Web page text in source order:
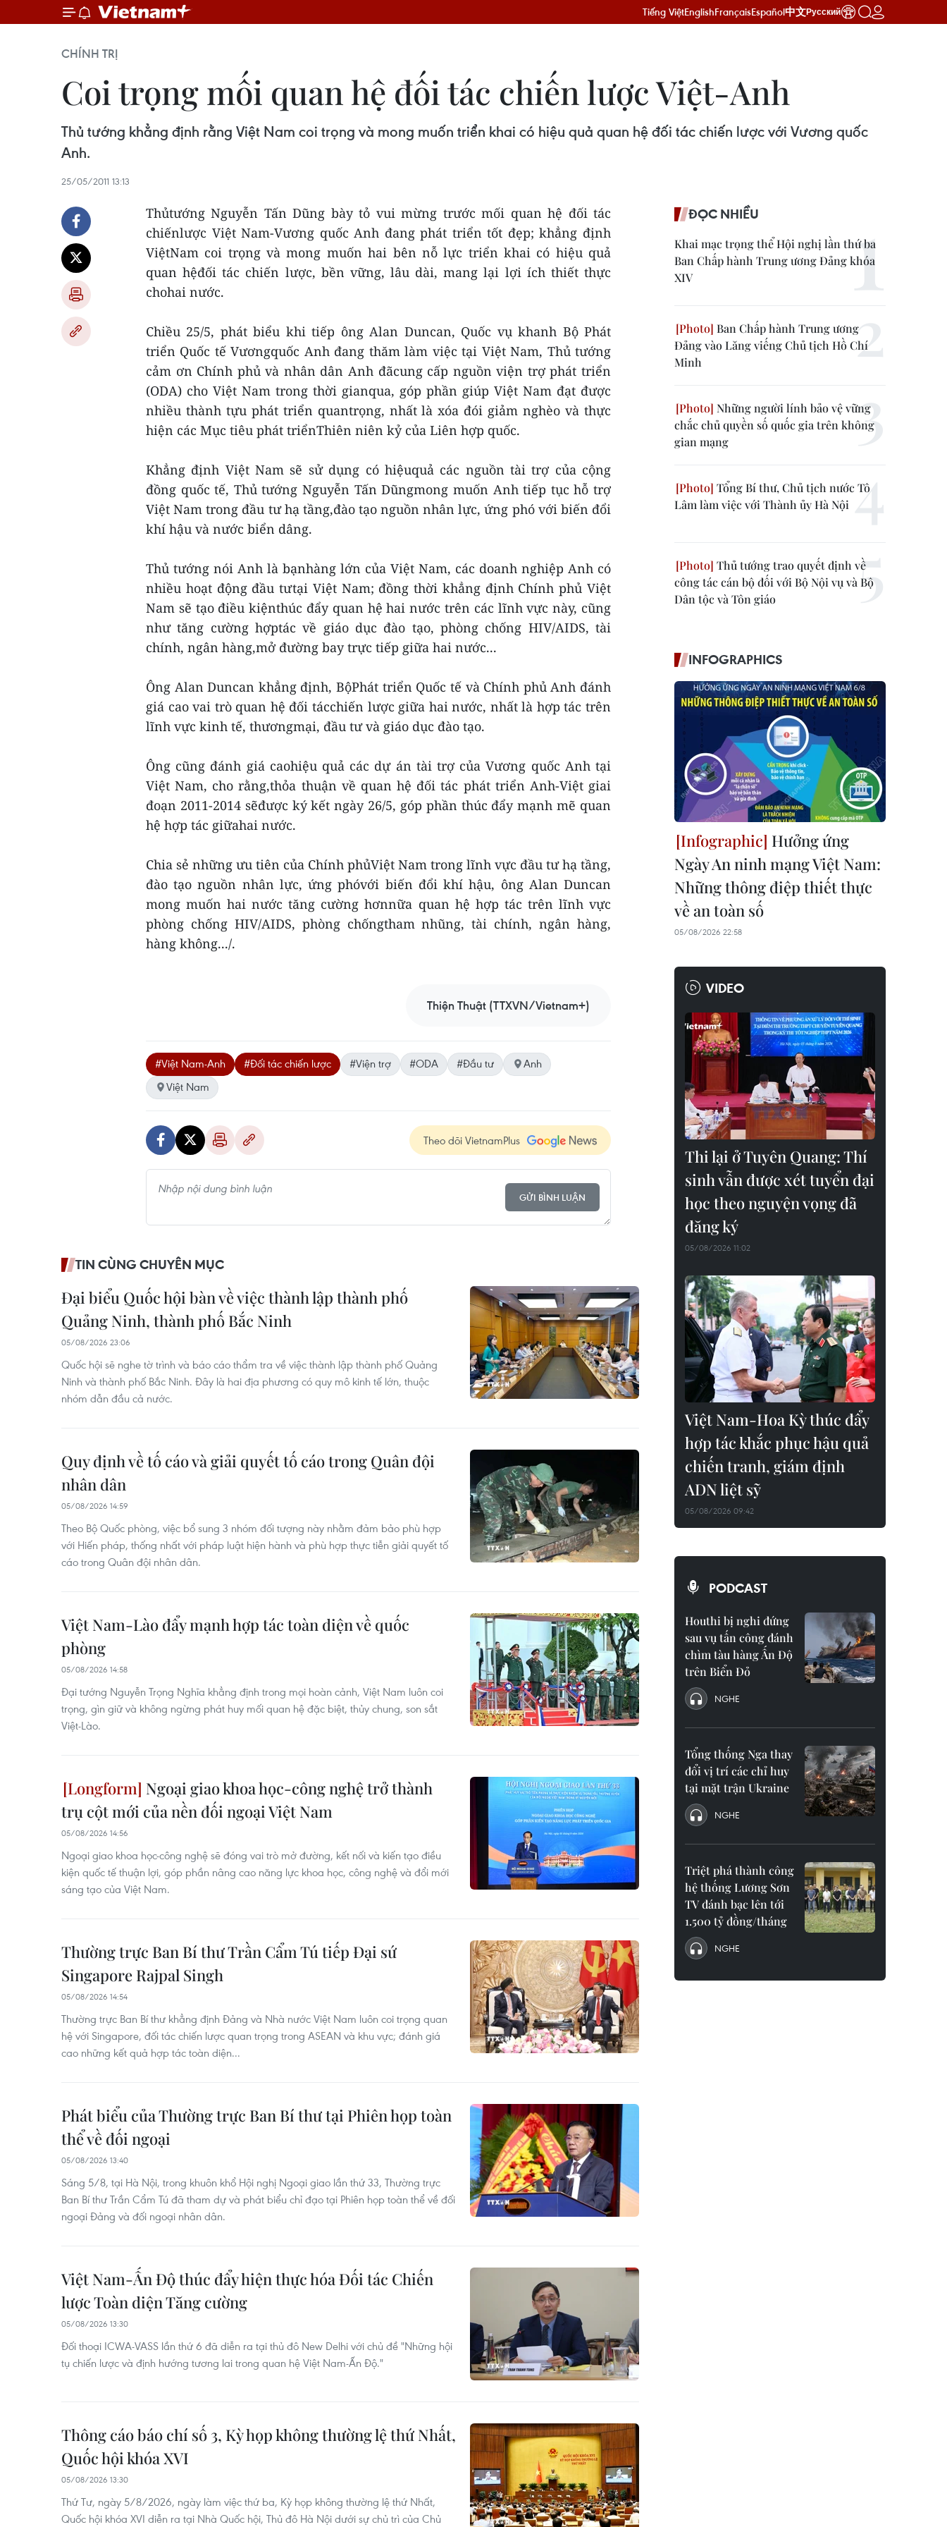
Tiếng ViệtEnglishFrançaisEspañol中文Русский
CHÍNH TRỊ
Coi trọng mối quan hệ đối tác chiến lược Việt-Anh
Thủ tướng khẳng định rằng Việt Nam coi trọng và mong muốn triển khai có hiệu quả quan hệ đối tác chiến lược với Vương quốc
Anh.
25/05/2011 13:13
Thủtướng Nguyễn Tấn Dũng bày tỏ vui mừng trước mối quan hệ đối tác
chiếnlược Việt Nam-Vương quốc Anh đang phát triển tốt đẹp; khẳng định
ViệtNam coi trọng và mong muốn hai bên nỗ lực triển khai có hiệu quả
quan hệđối tác chiến lược, bền vững, lâu dài, mang lại lợi ích thiết thực
chohai nước.
Chiều 25/5, phát biểu khi tiếp ông Alan Duncan, Quốc vụ khanh Bộ Phát
triển Quốc tế Vươngquốc Anh đang thăm làm việc tại Việt Nam, Thủ tướng
cảm ơn Chính phủ và nhân dân Anh đãcung cấp nguồn viện trợ phát triển
(ODA) cho Việt Nam trong thời gianqua, góp phần giúp Việt Nam đạt được
nhiều thành tựu phát triển quantrọng, nhất là xóa đói giảm nghèo và thực
hiện các Mục tiêu phát triểnThiên niên kỷ của Liên hợp quốc.
Khẳng định Việt Nam sẽ sử dụng có hiệuquả các nguồn tài trợ của cộng
đồng quốc tế, Thủ tướng Nguyễn Tấn Dũngmong muốn Anh tiếp tục hỗ trợ
Việt Nam trong đầu tư hạ tầng,đào tạo nguồn nhân lực, ứng phó với biến đổi
khí hậu và nước biển dâng.
Thủ tướng nói Anh là bạnhàng lớn của Việt Nam, các doanh nghiệp Anh có
nhiều hoạt động đầu tưtại Việt Nam; đồng thời khẳng định Chính phủ Việt
Nam sẽ tạo điều kiệnthúc đẩy quan hệ hai nước trên các lĩnh vực này, cũng
như tăng cường hợptác về giáo dục đào tạo, phòng chống HIV/AIDS, tài
chính, ngân hàng,mở đường bay trực tiếp giữa hai nước...
Ông Alan Duncan khẳng định, BộPhát triển Quốc tế và Chính phủ Anh đánh
giá cao vai trò quan hệ đối tácchiến lược giữa hai nước, nhất là hợp tác trên
lĩnh vực kinh tế, thươngmại, đầu tư và giáo dục đào tạo.
Ông cũng đánh giá caohiệu quả các dự án tài trợ của Vương quốc Anh tại
Việt Nam, cho rằng,thỏa thuận về quan hệ đối tác phát triển Anh-Việt giai
đoạn 2011-2014 sẽđược ký kết ngày 26/5, góp phần thúc đẩy mạnh mẽ quan
hệ hợp tác giữahai nước.
Chia sẻ những ưu tiên của Chính phủViệt Nam trong lĩnh vực đầu tư hạ tầng,
đào tạo nguồn nhân lực, ứng phóvới biến đổi khí hậu, ông Alan Duncan
mong muốn hai nước tăng cường hơnnữa quan hệ hợp tác trên lĩnh vực
phòng chống HIV/AIDS, phòng chốngtham nhũng, tài chính, ngân hàng,
hàng không.../.
Thiện Thuật (TTXVN/Vietnam+)
#Việt Nam-Anh #Đối tác chiến lược #Viện trợ #ODA #Đầu tư
Anh
Việt Nam
Theo dõi VietnamPlus
GỬI BÌNH LUẬN
TIN CÙNG CHUYÊN MỤC
Đại biểu Quốc hội bàn về việc thành lập thành phố
Quảng Ninh, thành phố Bắc Ninh
05/08/2026 23:06
Quốc hội sẽ nghe tờ trình và báo cáo thẩm tra về việc thành lập thành phố Quảng
Ninh và thành phố Bắc Ninh. Đây là hai địa phương có quy mô kinh tế lớn, thuộc
nhóm dẫn đầu cả nước.
Quy định về tố cáo và giải quyết tố cáo trong Quân đội
nhân dân
05/08/2026 14:59
Theo Bộ Quốc phòng, việc bổ sung 3 nhóm đối tượng này nhằm đảm bảo phù hợp
với Hiến pháp, thống nhất với pháp luật hiện hành và phù hợp thực tiễn giải quyết tố
cáo trong Quân đội nhân dân.
Việt Nam-Lào đẩy mạnh hợp tác toàn diện về quốc
phòng
05/08/2026 14:58
Đại tướng Nguyễn Trọng Nghĩa khẳng định trong mọi hoàn cảnh, Việt Nam luôn coi
trọng, gìn giữ và không ngừng phát huy mối quan hệ đặc biệt, thủy chung, son sắt
Việt-Lào.
Ngoại giao khoa học-công nghệ trở thành
trụ cột mới của nền đối ngoại Việt Nam
05/08/2026 14:56
Ngoại giao khoa học-công nghệ sẽ đóng vai trò mở đường, kết nối và kiến tạo điều
kiện quốc tế thuận lợi, góp phần nâng cao năng lực khoa học, công nghệ và đổi mới
sáng tạo của Việt Nam.
Thường trực Ban Bí thư Trần Cẩm Tú tiếp Đại sứ
Singapore Rajpal Singh
05/08/2026 14:54
Thường trực Ban Bí thư khẳng định Đảng và Nhà nước Việt Nam luôn coi trọng quan
hệ với Singapore, đối tác chiến lược quan trọng trong ASEAN và khu vực; đánh giá
cao những kết quả hợp tác toàn diện...
Phát biểu của Thường trực Ban Bí thư tại Phiên họp toàn
thể về đối ngoại
05/08/2026 13:40
Sáng 5/8, tại Hà Nội, trong khuôn khổ Hội nghị Ngoại giao lần thứ 33, Thường trực
Ban Bí thư Trần Cẩm Tú đã tham dự và phát biểu chỉ đạo tại Phiên họp toàn thể về đối
ngoại Đảng và đối ngoại nhân dân.
Việt Nam-Ấn Độ thúc đẩy hiện thực hóa Đối tác Chiến
lược Toàn diện Tăng cường
05/08/2026 13:30
Đối thoại ICWA-VASS lần thứ 6 đã diễn ra tại thủ đô New Delhi với chủ đề "Những hội
tụ chiến lược và định hướng tương lai trong quan hệ Việt Nam-Ấn Độ."
Thông cáo báo chí số 3, Kỳ họp không thường lệ thứ Nhất,
Quốc hội khóa XVI
05/08/2026 13:30
Thứ Tư, ngày 5/8/2026, ngày làm việc thứ ba, Kỳ họp không thường lệ thứ Nhất,
Quốc hội khóa XVI diễn ra tại Nhà Quốc hội, Thủ đô Hà Nội dưới sự chủ trì của Chủ
ĐỌC NHIỀU
Khai mạc trọng thể Hội nghị lần thứ ba
Ban Chấp hành Trung ương Đảng khóa
XIV
Ban Chấp hành Trung ương
Đảng vào Lăng viếng Chủ tịch Hồ Chí
Minh
Những người lính bảo vệ vững
chắc chủ quyền số quốc gia trên không
gian mạng
Tổng Bí thư, Chủ tịch nước Tô
Lâm làm việc với Thành ủy Hà Nội
Thủ tướng trao quyết định về
công tác cán bộ đối với Bộ Nội vụ và Bộ
Dân tộc và Tôn giáo
INFOGRAPHICS
Hưởng ứng
Ngày An ninh mạng Việt Nam:
Những thông điệp thiết thực
về an toàn số
05/08/2026 22:58
VIDEO
Thi lại ở Tuyên Quang: Thí
sinh vẫn được xét tuyển đại
học theo nguyện vọng đã
đăng ký
05/08/2026 11:02
Việt Nam-Hoa Kỳ thúc đẩy
hợp tác khắc phục hậu quả
chiến tranh, giám định
ADN liệt sỹ
05/08/2026 09:42
PODCAST
Houthi bị nghi đứng
sau vụ tấn công đánh
chìm tàu hàng Ấn Độ
trên Biển Đỏ
NGHE
Tổng thống Nga thay
đổi vị trí các chỉ huy
tại mặt trận Ukraine
NGHE
Triệt phá thành công
hệ thống Lương Sơn
TV đánh bạc lên tới
1.500 tỷ đồng/tháng
NGHE